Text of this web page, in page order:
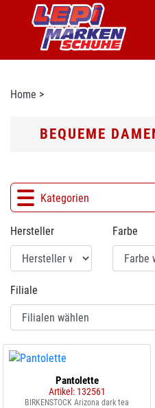
Home >
BEQUEME
Kategorien
Hersteller Farbe
Filiale
Pantolette
Artikel: 132561
BIRKENSTOCK Arizona dark tea